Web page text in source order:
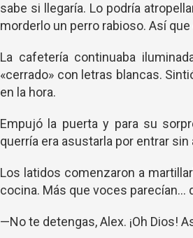
sabe si llegaría. Lo podría
morderlo un perro rabioso. Así
La cafetería continuaba
«cerrado» con letras blancas.
en la hora.
Empujó la puerta y para su
querría era asustarla por entrar
Los latidos comenzaron a
cocina. Más que voces parecían…
—No te detengas, Alex. ¡Oh Dios!